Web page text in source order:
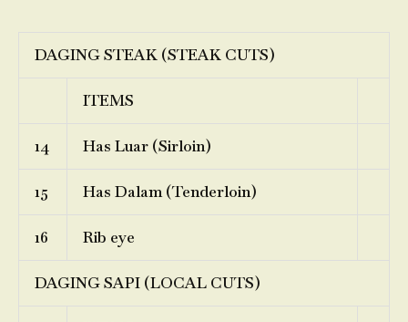
DAGING STEAK (STEAK CUTS)
ITEMS
14 Has Luar (Sirloin)
15 Has Dalam (Tenderloin)
16 Rib eye
DAGING SAPI (LOCAL CUTS)